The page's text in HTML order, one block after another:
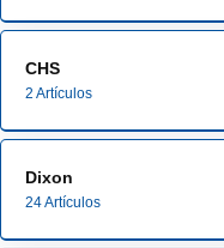
CHS
2 Artículos
Dixon
24 Artículos